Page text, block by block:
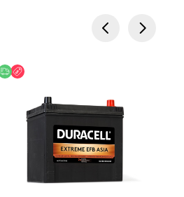
უფასო მიწოდება